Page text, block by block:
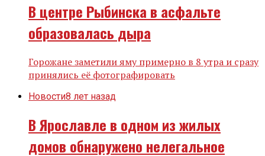
В центре Рыбинска в асфальте
образовалась дыра
Горожане заметили яму примерно в 8 утра и сразу
принялись её фотографировать
Новости8 лет назад
В Ярославле в одном из жилых
домов обнаружено нелегальное